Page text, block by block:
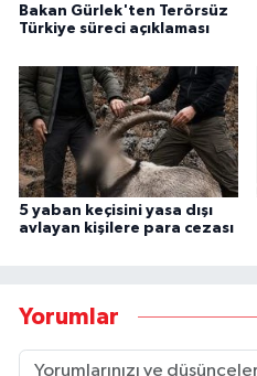
Bakan Gürlek'ten Terörsüz
Türkiye süreci açıklaması
5 yaban keçisini yasa dışı
avlayan kişilere para cezası
Yorumlar